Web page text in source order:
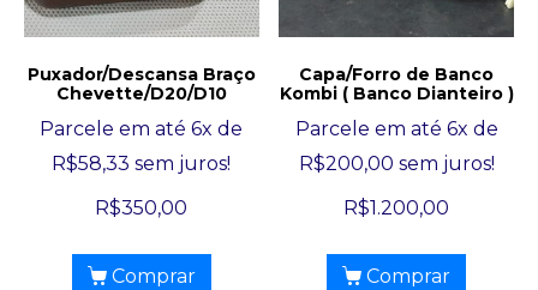
Puxador/Descansa Braço
Chevette/D20/D10
Parcele em até 6x de
R$58,33 sem juros!
R$350,00
Comprar
Capa/Forro de Banco
Kombi ( Banco Dianteiro )
Parcele em até 6x de
R$200,00 sem juros!
R$1.200,00
Comprar